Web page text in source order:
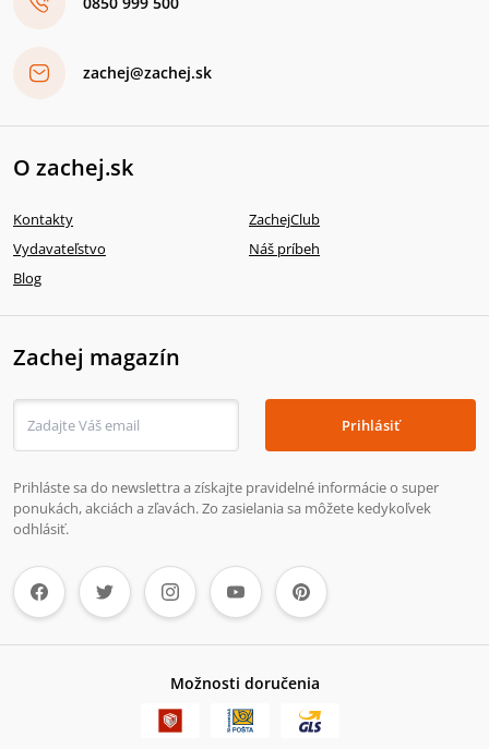
zachej@zachej.sk
O zachej.sk
Kontakty
ZachejClub
Vydavateľstvo
Náš príbeh
Blog
Zachej magazín
Prihlásiť
Prihláste sa do newslettra a získajte pravidelné informácie o super
ponukách, akciách a zľavách. Zo zasielania sa môžete kedykoľvek
odhlásiť.
Možnosti doručenia